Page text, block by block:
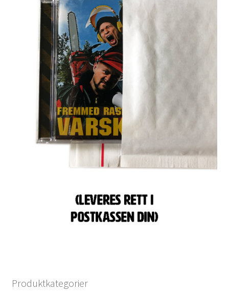
Produktkategorier